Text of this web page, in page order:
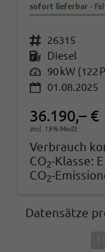
sofort lieferbar
Fahrzeugnr. 26315
Kraftstoff Diesel
Leistung 90 kW (122
01.08.2025
36.190,– €
incl. 19% MwSt.
Verbrauch
CO2-Klasse: E
CO2-
Datensätze